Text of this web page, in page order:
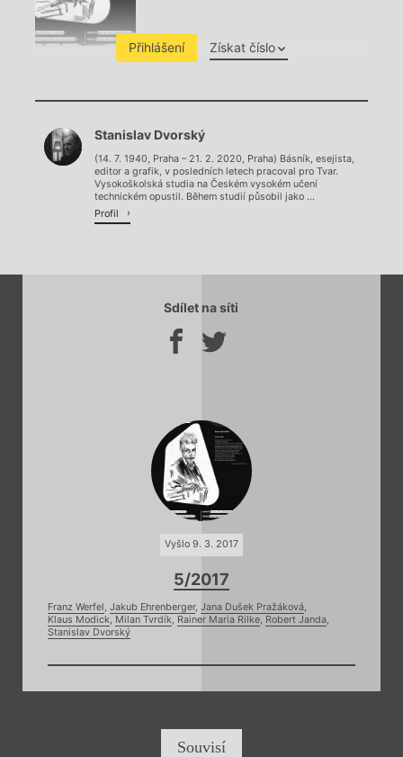
Přihlášení Získat číslo
Chviličku.
Načítá se.
Stanislav Dvorský
(14. 7. 1940, Praha – 21. 2. 2020, Praha) Básník, esejista,
editor a grafik, v posledních letech pracoval pro Tvar.
Vysokoškolská studia na Českém vysokém učení
technickém opustil. Během studií působil jako ...
Profil
Sdílet na síti
Vyšlo 9. 3. 2017
5/2017
Franz Werfel, Jakub Ehrenberger, Jana Dušek Pražáková,
Klaus Modick, Milan Tvrdík, Rainer Maria Rilke, Robert Janda,
Stanislav Dvorský
Souvisí